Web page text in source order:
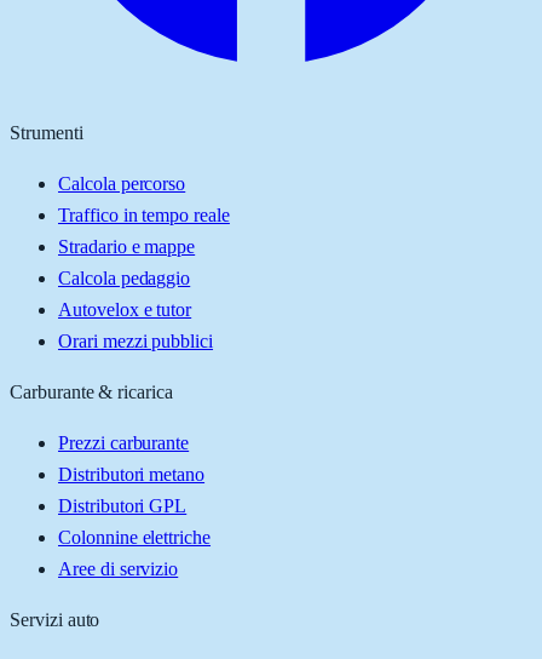
Strumenti
Calcola percorso
Traffico in tempo reale
Stradario e mappe
Calcola pedaggio
Autovelox e tutor
Orari mezzi pubblici
Carburante & ricarica
Prezzi carburante
Distributori metano
Distributori GPL
Colonnine elettriche
Aree di servizio
Servizi auto